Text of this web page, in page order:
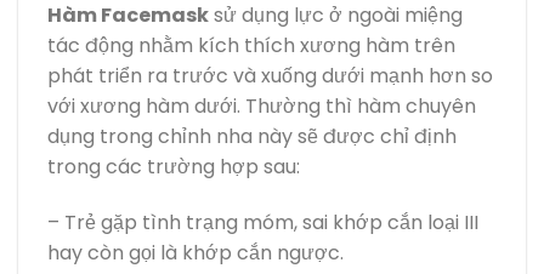
Hàm Facemasksử dụng lực ở ngoài miệng
tác động nhằm kích thích xương hàm trên
phát triển ra trước và xuống dưới mạnh hơn so
với xương hàm dưới. Thường thì hàm chuyên
dụng trong chỉnh nha này sẽ được chỉ định
trong các trường hợp sau:
– Trẻ gặp tình trạng móm, sai khớp cắn loại III
hay còn gọi là khớp cắn ngược.